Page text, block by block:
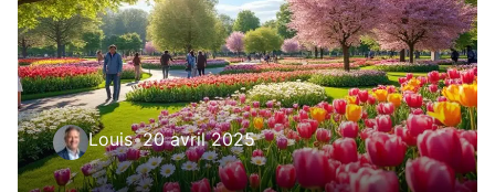
Louis•20 avril 2025